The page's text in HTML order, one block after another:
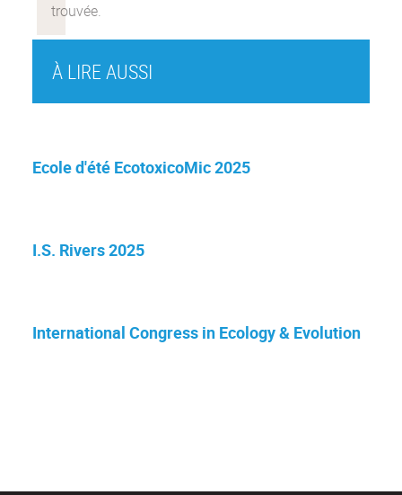
À LIRE AUSSI
Ecole d'été EcotoxicoMic 2025
I.S. Rivers 2025
International Congress in Ecology & Evolution